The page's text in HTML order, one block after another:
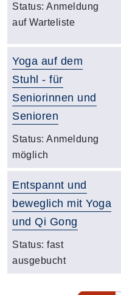
Status: Anmeldung
auf Warteliste
Yoga auf dem
Stuhl - für
Seniorinnen und
Senioren
Status: Anmeldung
möglich
Entspannt und
beweglich mit Yoga
und Qi Gong
Status: fast
ausgebucht